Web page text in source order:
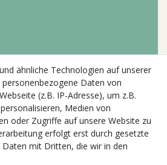
ähnliche Technologien auf unserer
Daten von
(z.B. IP-Adresse), um z.B.
Medien von
oder Zugriffe auf unsere Website zu
erfolgt erst durch gesetzte
Daten mit Dritten, die wir in den